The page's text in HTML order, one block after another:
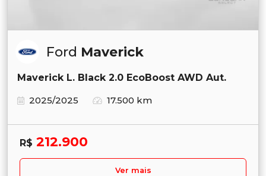
Ford Maverick
Maverick L. Black 2.0 EcoBoost AWD Aut.
2025/2025
17.500 km
R$ 212.900
Ver mais